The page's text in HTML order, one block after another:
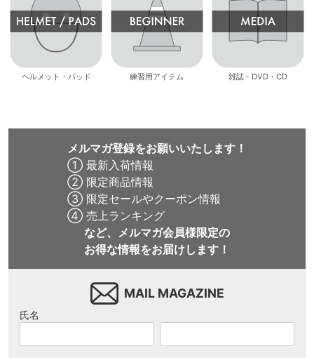
ヘルメット・パッド 練習用アイテム 雑誌・DVD・CD
メルマガ登録をお願いいたします！
① 最新入荷情報
② 限定商品情報
③ 限定セールやクーポン情報
④ 売上ランキング
など、メルマガ会員様限定の
お得な情報をお届けします！
MAIL MAGAZINE
氏名